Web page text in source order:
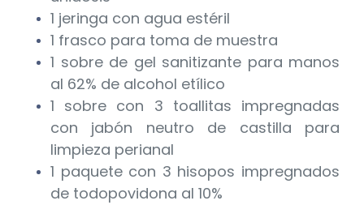
1 jeringa con agua estéril
1 frasco para toma de muestra
1 sobre de gel sanitizante para manos
al 62% de alcohol etílico
1 sobre con 3 toallitas impregnadas
con jabón neutro de castilla para
limpieza perianal
1 paquete con 3 hisopos impregnados
de todopovidona al 10%